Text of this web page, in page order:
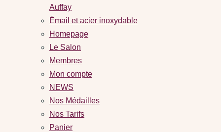
Auffay
Émail et acier inoxydable
Homepage
Le Salon
Membres
Mon compte
NEWS
Nos Médailles
Nos Tarifs
Panier